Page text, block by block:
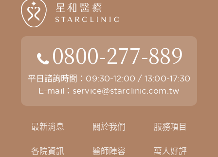
0800-277-889
平日諮詢時間：09:30-12:00 / 13:00-17:30
E-mail： service@starclinic.com.tw
最新消息 關於我們 服務項目
各院資訊 醫師陣容 萬人好評